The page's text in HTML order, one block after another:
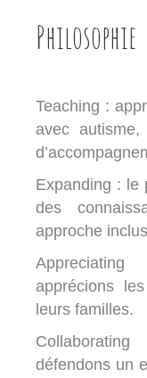
Philosophie
Teaching :
avec
Expanding : le
des
approche
apprécions
leurs familles.
défendons un